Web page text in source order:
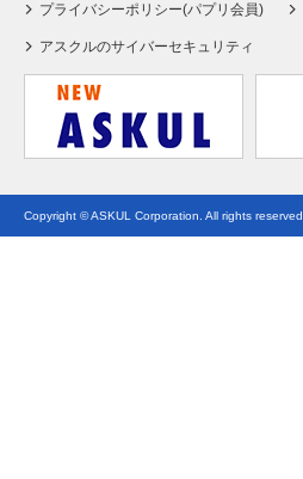
プライバシーポリシー(パプリ会員)
アスクルのサイバーセキュリティ
Copyright © ASKUL Corporation. All rights reserved.